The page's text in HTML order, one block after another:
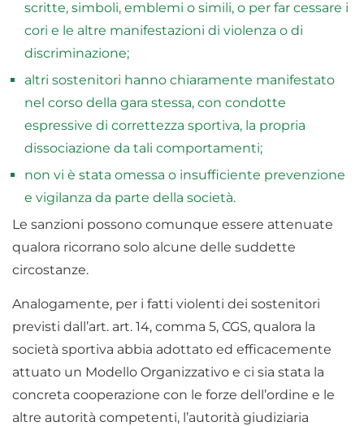
scritte, simboli, emblemi o simili, o per far cessare i
cori e le altre manifestazioni di violenza o di
discriminazione;
altri sostenitori hanno chiaramente manifestato
nel corso della gara stessa, con condotte
espressive di correttezza sportiva, la propria
dissociazione da tali comportamenti;
non vi è stata omessa o insufficiente prevenzione
e vigilanza da parte della società.
Le sanzioni possono comunque essere attenuate
qualora ricorrano solo alcune delle suddette
circostanze.
Analogamente, per i fatti violenti dei sostenitori
previsti dall’art. art. 14, comma 5, CGS, qualora la
società sportiva abbia adottato ed efficacemente
attuato un Modello Organizzativo e ci sia stata la
concreta cooperazione con le forze dell’ordine e le
altre autorità competenti, l’autorità giudiziaria